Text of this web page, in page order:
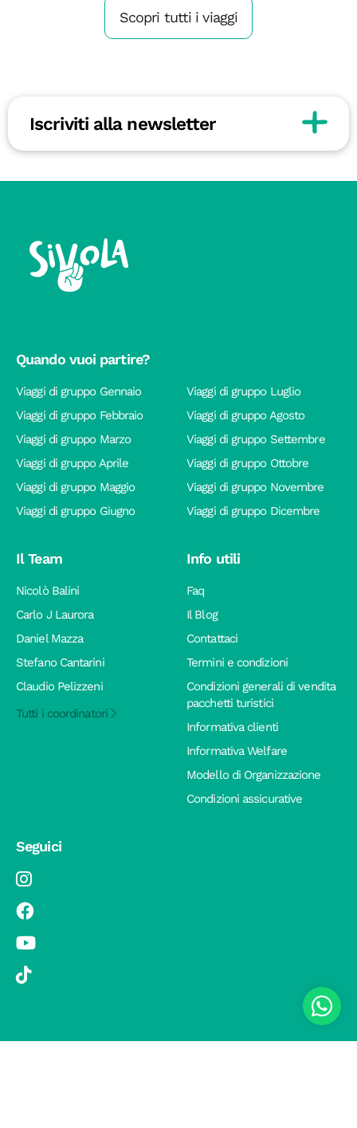
Scopri tutti i viaggi
Iscriviti alla newsletter
Quando vuoi partire?
Viaggi di gruppo Gennaio
Viaggi di gruppo Febbraio
Viaggi di gruppo Marzo
Viaggi di gruppo Aprile
Viaggi di gruppo Maggio
Viaggi di gruppo Giugno
Viaggi di gruppo Luglio
Viaggi di gruppo Agosto
Viaggi di gruppo Settembre
Viaggi di gruppo Ottobre
Viaggi di gruppo Novembre
Viaggi di gruppo Dicembre
Il Team
Nicolò Balini
Carlo J Laurora
Daniel Mazza
Stefano Cantarini
Claudio Pelizzeni
Tutti i coordinatori
Info utili
Faq
Il Blog
Contattaci
Termini e condizioni
Condizioni generali di vendita
pacchetti turistici
Informativa clienti
Informativa Welfare
Modello di Organizzazione
Condizioni assicurative
Seguici